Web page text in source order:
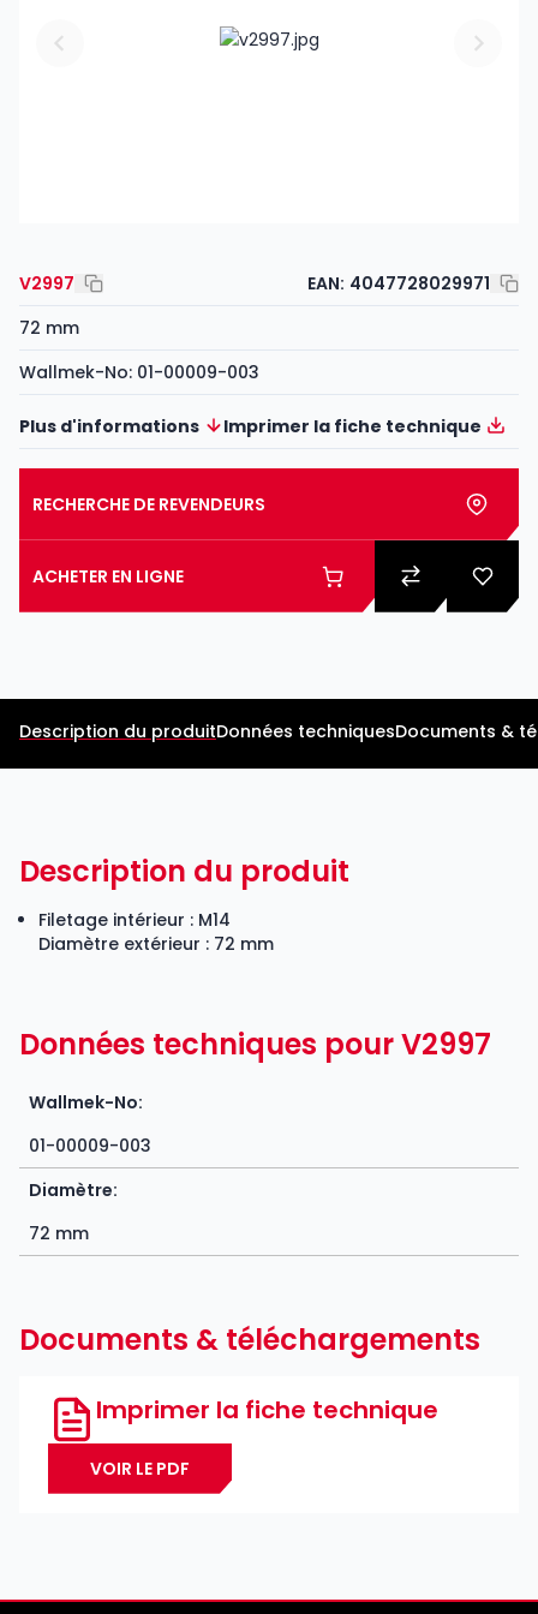
V2997 EAN: 4047728029971
72 mm
Wallmek-No: 01-00009-003
Plus d'informations Imprimer la fiche technique
RECHERCHE DE REVENDEURS
ACHETER EN LIGNE
Description du produitDonnées techniquesDocuments &
Description du produit
Filetage intérieur : M14
Diamètre extérieur : 72 mm
Données techniques pour V2997
Wallmek-No:
01-00009-003
Diamètre:
72 mm
Documents & téléchargements
Imprimer la fiche technique
VOIR LE PDF